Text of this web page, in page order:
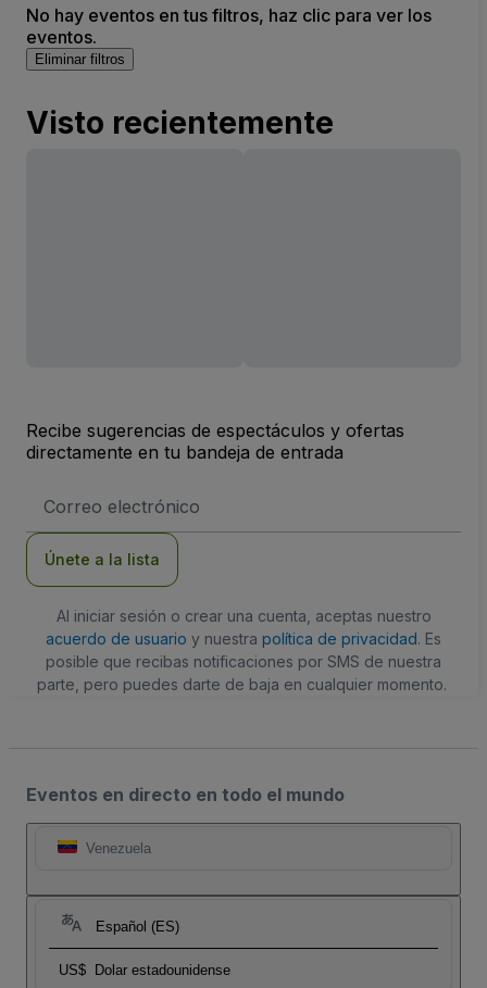
No hay eventos en tus filtros, haz clic para ver los
eventos.
Eliminar filtros
Visto recientemente
Recibe sugerencias de espectáculos y ofertas
directamente en tu bandeja de entrada
de
Únete a la lista
Al iniciar sesión o crear una cuenta, aceptas nuestro
acuerdo de usuario y nuestra política de privacidad. Es
posible que recibas notificaciones por SMS de nuestra
parte, pero puedes darte de baja en cualquier momento.
Eventos en directo en todo el mundo
Venezuela
Español (ES)
US$ Dolar estadounidense